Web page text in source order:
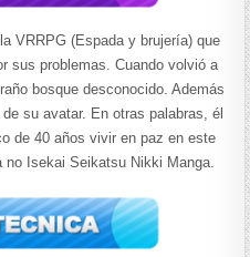
VRRPG (Espada y brujería) que
sus problemas. Cuando volvió a
bosque desconocido. Además
su avatar. En otras palabras, él
de 40 años vivir en paz en este
no Isekai Seikatsu Nikki Manga.